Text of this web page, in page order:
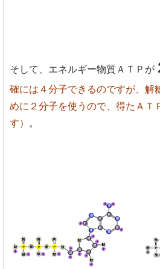
そして、エネルギー物質ＡＴＰが
確には４分子できるのですが、解
めに２分子を使うので、得たＡＴ
す）
。